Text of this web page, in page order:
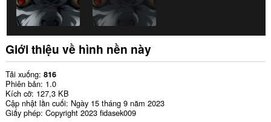
Giới thiệu về hình nền này
Tải xuống 816
Phiên bản 1.0
Kích cỡ 127,3 KB
Cập nhật lần cuối Ngày 15 tháng 9 năm 2023
Giấy phép Copyright 2023 fidasek009